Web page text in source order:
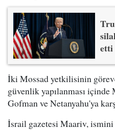
etti
İki Mossad yetkilisinin
güvenlik yapılanması içinde
Gofman ve Netanyahu'ya
İsrail gazetesi Maariv, ismini